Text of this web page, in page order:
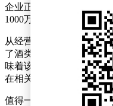
企业正式宣告成立。该
1000万元人民币，展现出
从经营范围来看，重庆
了酒类经营、食品销售
味着该公司在食品和酒
在相关领域展开一系列业
值得一提的是，重庆嵩